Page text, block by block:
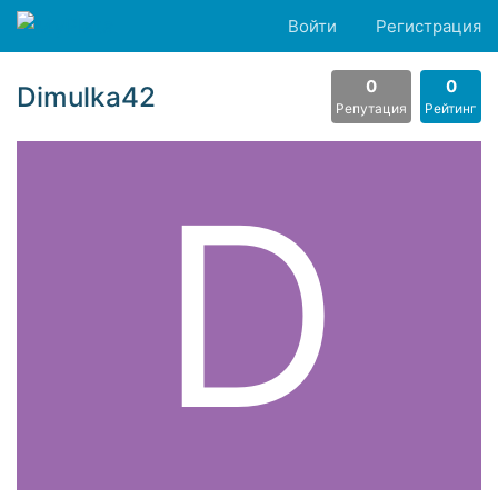
Войти Регистрация
Dimulka42 0
Репутация
0
Рейтинг
D